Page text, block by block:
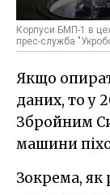
Корпуси БМП-1 в
прес-служба
Якщо
даних, то у
Збройним
машини
Зокрема, як